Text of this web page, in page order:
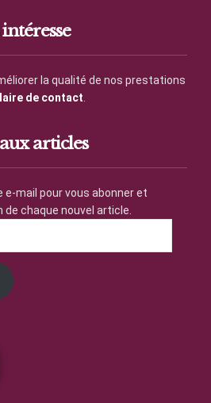
la qualité de nos prestations
de contact
articles
mail pour vous abonner et
chaque nouvel article.